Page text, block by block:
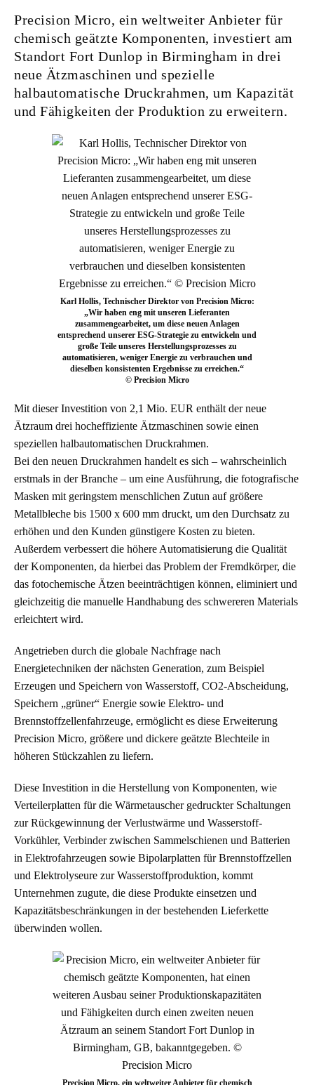
Precision Micro, ein weltweiter Anbieter für
chemisch geätzte Komponenten, investiert am
Standort Fort Dunlop in Birmingham in drei
neue Ätzmaschinen und spezielle
halbautomatische Druckrahmen, um Kapazität
und Fähigkeiten der Produktion zu erweitern.
Karl Hollis, Technischer Direktor von Precision Micro:
„Wir haben eng mit unseren Lieferanten
zusammengearbeitet, um diese neuen Anlagen
entsprechend unserer ESG-Strategie zu entwickeln und
große Teile unseres Herstellungsprozesses zu
automatisieren, weniger Energie zu verbrauchen und
dieselben konsistenten Ergebnisse zu erreichen.“
© Precision Micro
Mit dieser Investition von 2,1 Mio. EUR enthält der neue
Ätzraum drei hocheffiziente Ätzmaschinen sowie einen
speziellen halbautomatischen Druckrahmen.
Bei den neuen Druckrahmen handelt es sich – wahrscheinlich
erstmals in der Branche – um eine Ausführung, die fotografische
Masken mit geringstem menschlichen Zutun auf größere
Metallbleche bis 1500 x 600 mm druckt, um den Durchsatz zu
erhöhen und den Kunden günstigere Kosten zu bieten.
Außerdem verbessert die höhere Automatisierung die Qualität
der Komponenten, da hierbei das Problem der Fremdkörper, die
das fotochemische Ätzen beeinträchtigen können, eliminiert und
gleichzeitig die manuelle Handhabung des schwereren Materials
erleichtert wird.
Angetrieben durch die globale Nachfrage nach
Energietechniken der nächsten Generation, zum Beispiel
Erzeugen und Speichern von Wasserstoff, CO2-Abscheidung,
Speichern „grüner“ Energie sowie Elektro- und
Brennstoffzellenfahrzeuge, ermöglicht es diese Erweiterung
Precision Micro, größere und dickere geätzte Blechteile in
höheren Stückzahlen zu liefern.
Diese Investition in die Herstellung von Komponenten, wie
Verteilerplatten für die Wärmetauscher gedruckter Schaltungen
zur Rückgewinnung der Verlustwärme und Wasserstoff-
Vorkühler, Verbinder zwischen Sammelschienen und Batterien
in Elektrofahrzeugen sowie Bipolarplatten für Brennstoffzellen
und Elektrolyseure zur Wasserstoffproduktion, kommt
Unternehmen zugute, die diese Produkte einsetzen und
Kapazitätsbeschränkungen in der bestehenden Lieferkette
überwinden wollen.
Precision Micro, ein weltweiter Anbieter für chemisch